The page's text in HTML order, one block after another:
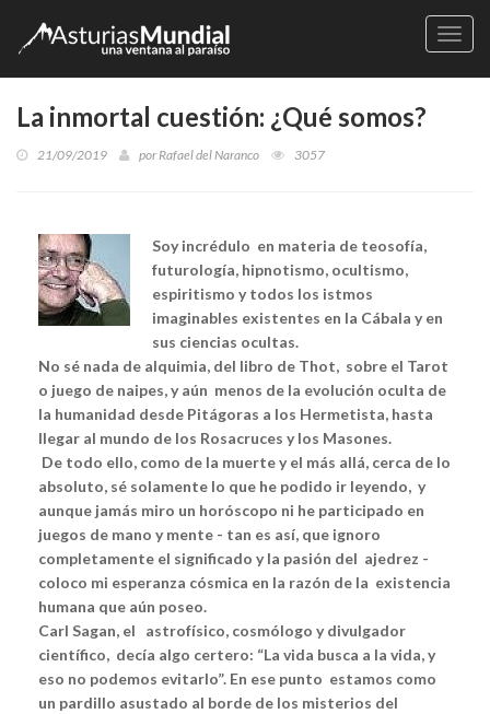
La inmortal cuestión: ¿Qué somos?
21/09/2019 porRafael del Naranco 3057
Soy incrédulo en materia de teosofía,
futurología, hipnotismo, ocultismo,
espiritismo y todos los istmos
imaginables existentes en la Cábala y en
sus ciencias ocultas.
No sé nada de alquimia, del libro de Thot, sobre el Tarot
o juego de naipes, y aún menos de la evolución oculta de
la humanidad desde Pitágoras a los Hermetista, hasta
llegar al mundo de los Rosacruces y los Masones.
De todo ello, como de la muerte y el más allá, cerca de lo
absoluto, sé solamente lo que he podido ir leyendo, y
aunque jamás miro un horóscopo ni he participado en
juegos de mano y mente - tan es así, que ignoro
completamente el significado y la pasión del ajedrez -
coloco mi esperanza cósmica en la razón de la existencia
humana que aún poseo.
Carl Sagan, el astrofísico, cosmólogo y divulgador
científico, decía algo certero: “La vida busca a la vida, y
eso no podemos evitarlo”. En ese punto estamos como
un pardillo asustado al borde de los misterios del